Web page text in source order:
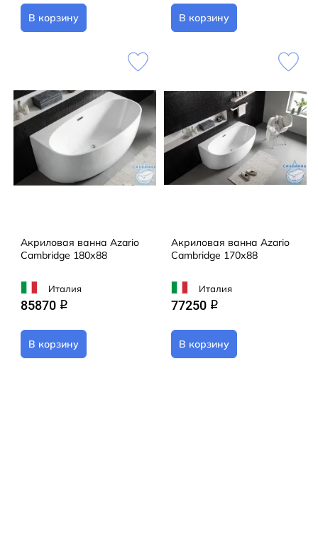
В корзину В корзину
Акриловая ванна Azario
Cambridge 180х88
Италия
85870 q
В корзину
Акриловая ванна Azario
Cambridge 170х88
Италия
77250 q
В корзину